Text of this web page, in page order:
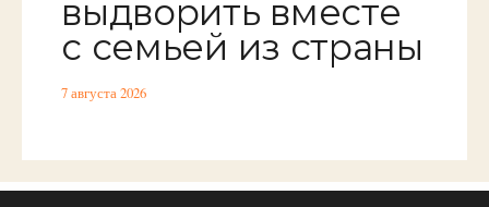
выдворить вместе
с семьей из страны
7 августа 2026